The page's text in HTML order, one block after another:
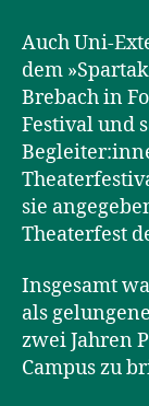
Auch Uni-
dem
Brebach in
Festival und
sie
Theaterfest
Insgesamt
als
zwei Jahren
Campus zu